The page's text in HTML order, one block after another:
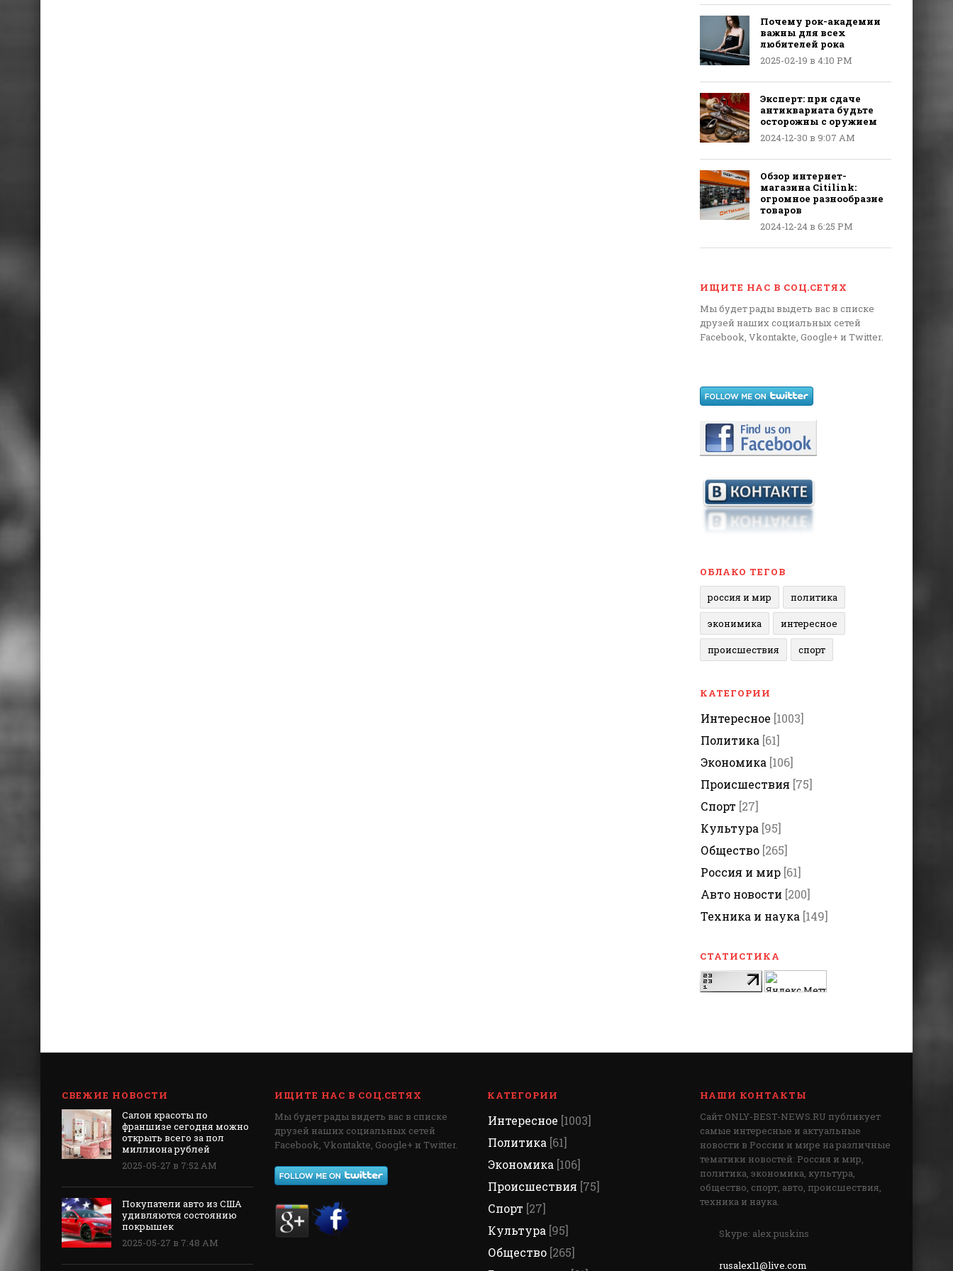
Почему рок-академии
важны для всех
любителей рока
2025-02-19 в 4:10 PM
Эксперт: при сдаче
антиквариата будьте
осторожны с оружием
2024-12-30 в 9:07 AM
Обзор интернет-
магазина Citilink:
огромное разнообразие
товаров
2024-12-24 в 6:25 PM
ИЩИТЕ НАС В СОЦ.СЕТЯХ
Мы будет рады выдеть вас в списке
друзей наших социальных сетей
Facebook, Vkontakte, Google+ и Twitter.
ОБЛАКО ТЕГОВ
россия и мир
политика
эконимика интересное
происшествия спорт
КАТЕГОРИИ
Интересное [1003]
Политика [61]
Экономика [106]
Происшествия [75]
Спорт [27]
Культура [95]
Общество [265]
Россия и мир [61]
Авто новости [200]
Техника и наука [149]
СТАТИСТИКА
СВЕЖИЕ НОВОСТИ
Салон красоты по
франшизе сегодня можно
открыть всего за пол
миллиона рублей
2025-05-27 в 7:52 AM
Покупатели авто из США
удивляются состоянию
покрышек
2025-05-27 в 7:48 AM
ИЩИТЕ НАС В СОЦ.СЕТЯХ
Мы будет рады видеть вас в списке
друзей наших социальных сетей
Facebook, Vkontakte, Google+ и Twitter.
КАТЕГОРИИ
Интересное [1003]
Политика [61]
Экономика [106]
Происшествия [75]
Спорт [27]
Культура [95]
Общество [265]
НАШИ КОНТАКТЫ
Сайт ONLY-BEST-NEWS.RU публикует
самые интересные и актуальные
новости в России и мире на различные
тематики новостей: Россия и мир,
политика, экономика, культура,
общество, спорт, авто, происшествия,
техника и наука.
Skype: alex.puskins
rusalex11@live.com